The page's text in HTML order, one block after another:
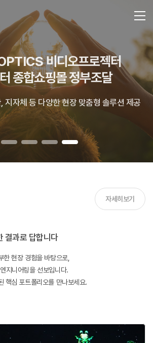
비디오프로젝터
종합쇼핑몰 정부조달
지자체 등 다양한 현장 맞춤형 솔루션 제공
결과로 답합니다
한 현장 경험을 바탕으로,
지니어링을 선보입니다.
핵심 포트폴리오를 만나보세요.
자세히보기